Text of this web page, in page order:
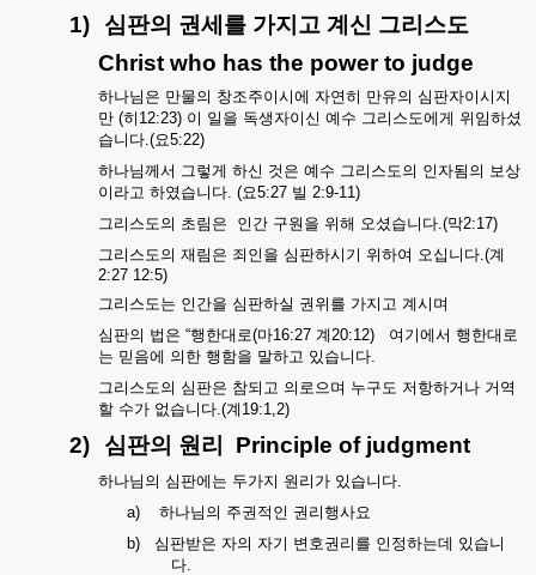
1) 심판의 권세를 가지고 계신 그리스도
Christ who has the power to judge
하나님은 만물의 창조주이시에 자연히 만유의 심판자이시지
만 (히 12:23) 이 일을 독생자이신 예수 그리스도에게 위임하셨
습니다 .(요5:22)
하나님께서 그렇게 하신 것은 예수 그리스도의 인자됨의 보상
이라고 하였습니다 . (요5:27 빌 2:9-11)
그리스도의 초림은 인간 구원을 위해 오셨습니다 .(막2:17)
그리스도의 재림은 죄인을 심판하시기 위하여 오십니다 .(계
2:27 12:5)
그리스도는 인간을 심판하실 권위를 가지고 계시며
심판의 법은 “행한대로(마16:27 계 20:12) 여기에서 행한대로
는 믿음에 의한 행함을 말하고 있습니다
그리스도의 심판은 참되고 의로으며 누구도 저항하거나 거역
할 수가 없습니다 .(계 19:1,2)
2) 심판의 원리 Principle of judgment
하나님의 심판에는 두가지 원리가 있습니다
a) 하나님의 주권적인 권리행사요
b)
심판받은 자의 자기 변호권리를 인정하는데 있습니
다.